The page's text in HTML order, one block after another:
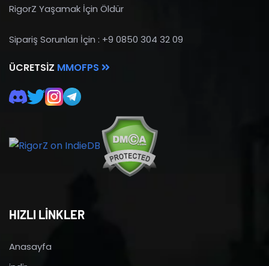
RigorZ Yaşamak İçin Öldür
Sipariş Sorunları İçin : +9 0850 304 32 09
ÜCRETSIZ MMOFPS
HIZLI LİNKLER
Anasayfa